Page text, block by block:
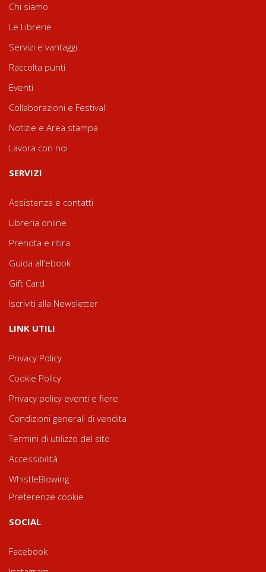
Chi siamo
Le Librerie
Servizi e vantaggi
Raccolta punti
Eventi
Collaborazioni e Festival
Notizie e Area stampa
Lavora con noi
SERVIZI
Assistenza e contatti
Libreria online
Prenota e ritira
Guida all'ebook
Gift Card
Iscriviti alla Newsletter
LINK UTILI
Privacy Policy
Cookie Policy
Privacy policy eventi e fiere
Condizioni generali di vendita
Termini di utilizzo del sito
Accessibilità
WhistleBlowing
Preferenze cookie
SOCIAL
Facebook